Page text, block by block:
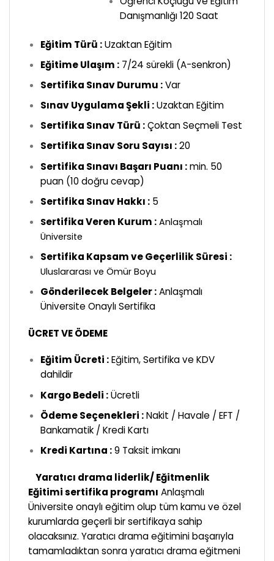
Danışmanlığı 120 Saat
Eğitim Türü :Uzaktan Eğitim
Eğitime Ulaşım :7/24 sürekli (A-senkron)
Sertifika Sınav Durumu :Var
Sınav Uygulama Şekli :Uzaktan Eğitim
Sertifika Sınav Türü :Çoktan Seçmeli Test
Sertifika Sınav Soru Sayısı :20
Sertifika Sınavı Başarı Puanı :min. 50
puan (10 doğru cevap)
Sertifika Sınav Hakkı :5
Sertifika Veren Kurum :Anlaşmalı
Üniversite
Sertifika Kapsam ve Geçerlilik Süresi :
Uluslararası ve Ömür Boyu
Gönderilecek Belgeler :Anlaşmalı
Üniversite Onaylı Sertifika
ÜCRET VE ÖDEME
Eğitim Ücreti :Eğitim, Sertifika ve KDV
dahildir
Kargo Bedeli :Ücretli
Ödeme Seçenekleri :Nakit / Havale / EFT /
Bankamatik / Kredi Kartı
Kredi Kartına :9 Taksit imkanı
Yaratıcı drama liderlik/ Eğitmenlik
Eğitimi sertifika programı Anlaşmalı
Üniversite onaylı eğitim olup tüm kamu ve özel
kurumlarda geçerli bir sertifikaya sahip
olacaksınız. Yaratıcı drama eğitimini başarıyla
tamamladıktan sonra yaratıcı drama eğitmeni